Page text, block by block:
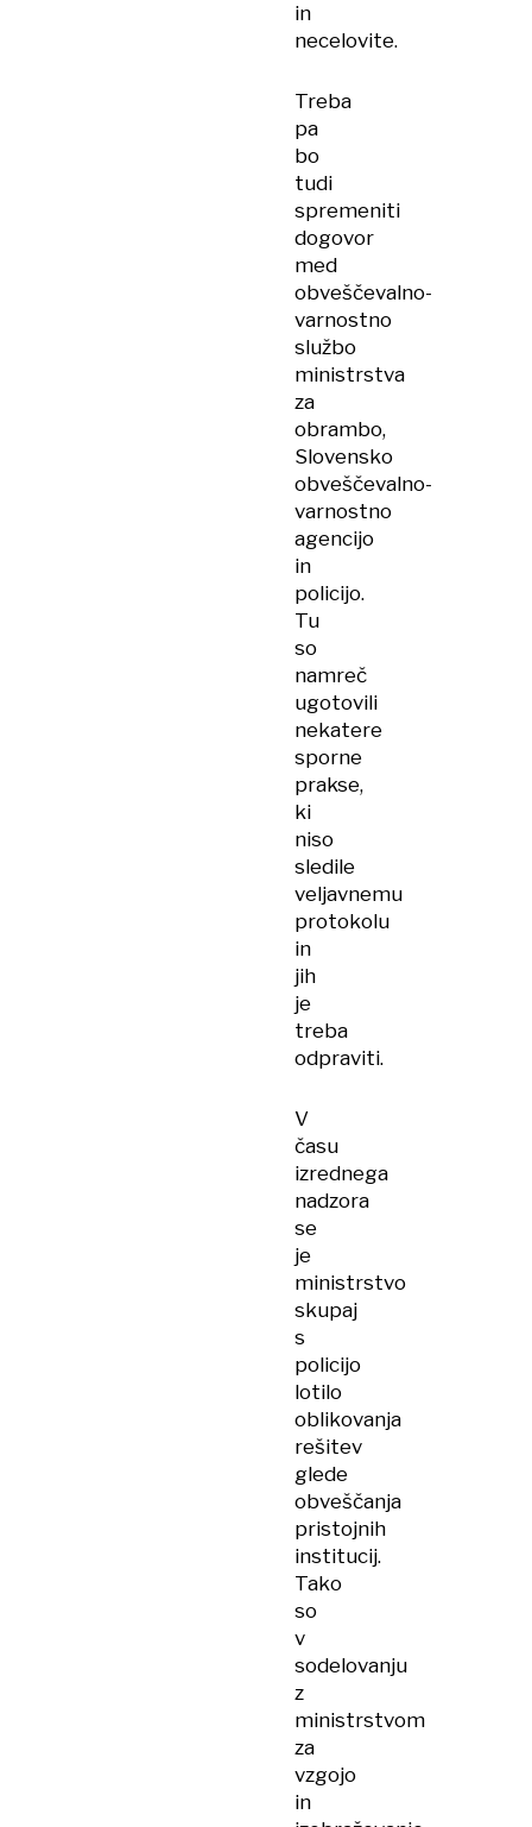
in
necelovite.
Treba
pa
bo
tudi
spremeniti
dogovor
med
obveščevalno-
varnostno
službo
ministrstva
za
obrambo,
Slovensko
obveščevalno-
varnostno
agencijo
in
policijo.
Tu
so
namreč
ugotovili
nekatere
sporne
prakse,
ki
niso
sledile
veljavnemu
protokolu
in
jih
je
treba
odpraviti.
V
času
izrednega
nadzora
se
je
ministrstvo
skupaj
s
policijo
lotilo
oblikovanja
rešitev
glede
obveščanja
pristojnih
institucij.
Tako
so
v
sodelovanju
z
ministrstvom
za
vzgojo
in